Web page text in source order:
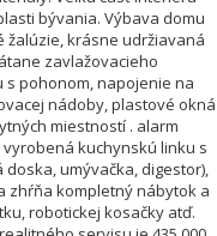
bývania. Výbava domu
žalúzie, krásne udržiavaná
zavlažovacieho
s pohonom, napojenie na
nádoby, plastové okná
miestností . alarm
kuchynskú linku s
umývačka, digestor),
zhŕňa kompletný nábytok a
robotickej kosačky atď.